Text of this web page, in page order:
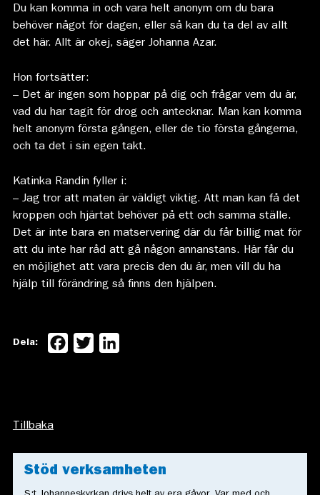
Du kan komma in och vara helt anonym om du bara
behöver något för dagen, eller så kan du ta del av allt
det här. Allt är okej, säger Johanna Azar.
Hon fortsätter:
– Det är ingen som hoppar på dig och frågar vem du är,
vad du har tagit för drog och antecknar. Man kan komma
helt anonym första gången, eller de tio första gångerna,
och ta det i sin egen takt.
Katinka Randin fyller i:
– Jag tror att maten är väldigt viktig. Att man kan få det
kroppen och hjärtat behöver på ett och samma ställe.
Det är inte bara en matservering där du får billig mat för
att du inte har råd att gå någon annanstans. Här får du
en möjlighet att vara precis den du är, men vill du ha
hjälp till förändring så finns den hjälpen.
Dela: Facebook
Twitter
Tillbaka
Stöd verksamheten